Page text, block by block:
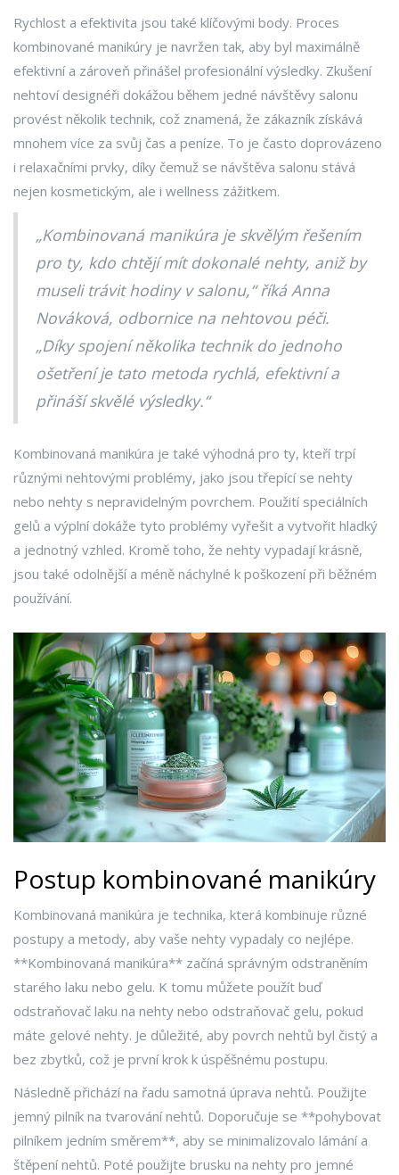
Rychlost a efektivita jsou také klíčovými body. Proces
kombinované manikúry je navržen tak, aby byl maximálně
efektivní a zároveň přinášel profesionální výsledky. Zkušení
nehtoví designéři dokážou během jedné návštěvy salonu
provést několik technik, což znamená, že zákazník získává
mnohem více za svůj čas a peníze. To je často doprovázeno
i relaxačními prvky, díky čemuž se návštěva salonu stává
nejen kosmetickým, ale i wellness zážitkem.
„Kombinovaná manikúra je skvělým řešením
pro ty, kdo chtějí mít dokonalé nehty, aniž by
museli trávit hodiny v salonu,“ říká Anna
Nováková, odbornice na nehtovou péči.
„Díky spojení několika technik do jednoho
ošetření je tato metoda rychlá, efektivní a
přináší skvělé výsledky.“
Kombinovaná manikúra je také výhodná pro ty, kteří trpí
různými nehtovými problémy, jako jsou třepící se nehty
nebo nehty s nepravidelným povrchem. Použití speciálních
gelů a výplní dokáže tyto problémy vyřešit a vytvořit hladký
a jednotný vzhled. Kromě toho, že nehty vypadají krásně,
jsou také odolnější a méně náchylné k poškození při běžném
používání.
Postup kombinované manikúry
Kombinovaná manikúra je technika, která kombinuje různé
postupy a metody, aby vaše nehty vypadaly co nejlépe.
**Kombinovaná manikúra** začíná správným odstraněním
starého laku nebo gelu. K tomu můžete použít buď
odstraňovač laku na nehty nebo odstraňovač gelu, pokud
máte gelové nehty. Je důležité, aby povrch nehtů byl čistý a
bez zbytků, což je první krok k úspěšnému postupu.
Následně přichází na řadu samotná úprava nehtů. Použijte
jemný pilník na tvarování nehtů. Doporučuje se **pohybovat
pilníkem jedním směrem**, aby se minimalizovalo lámání a
štěpení nehtů. Poté použijte brusku na nehty pro jemné